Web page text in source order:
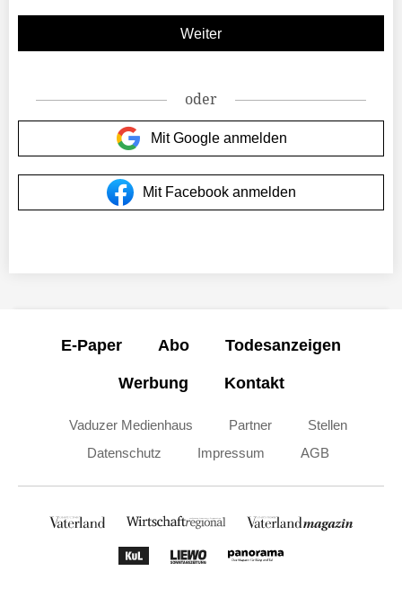
oder
Mit Google anmelden
Mit Facebook anmelden
E-Paper Abo Todesanzeigen
Werbung Kontakt
Vaduzer Medienhaus Partner
Stellen
Datenschutz
Impressum AGB